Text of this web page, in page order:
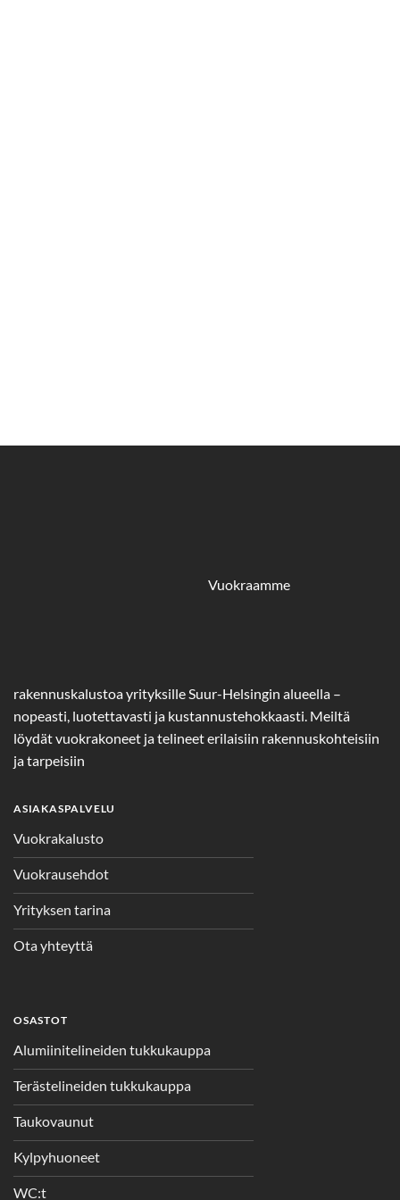
Vuokraamme
rakennuskalustoa yrityksille Suur-Helsingin alueella –
nopeasti, luotettavasti ja kustannustehokkaasti. Meiltä
löydät vuokrakoneet ja telineet erilaisiin rakennuskohteisiin
ja tarpeisiin
ASIAKASPALVELU
Vuokrakalusto
Vuokrausehdot
Yrityksen tarina
Ota yhteyttä
OSASTOT
Alumiinitelineiden tukkukauppa
Terästelineiden tukkukauppa
Taukovaunut
Kylpyhuoneet
WC:t